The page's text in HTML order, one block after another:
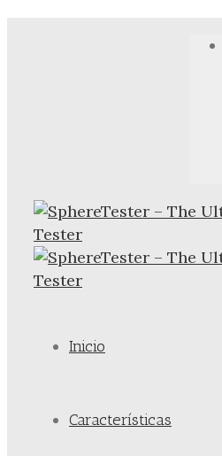
Inicio
Características